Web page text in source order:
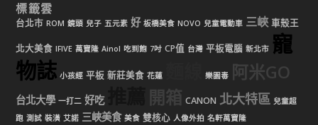
標籤雲
台北市 ROM 鏡頭 兒子 五元素 好 板橋美食 NOVO 兒童電動車 三峽 車殼王
北大美食 IFIVE 萬寶隆 Ainol 吃到飽 7吋 CP值 台灣 平板電腦 新北市 寵
物誌 小孩經 平板 新莊美食 花蓮 樂園毒 阿米GO
台北大學 一打二 好吃 開箱 CANON 北大特區 兒童超
跑 測試 裝潢 艾諾 三峽美食 美食 雙核心 人像外拍 名軒萬寶隆